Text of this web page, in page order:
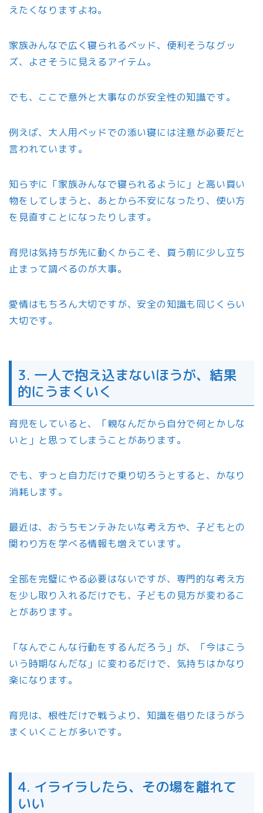
えたくなりますよね。
家族みんなで広く寝られるベッド、便利そうなグッ
ズ、よさそうに見えるアイテム。
でも、ここで意外と大事なのが安全性の知識です。
例えば、大人用ベッドでの添い寝には注意が必要だと
言われています。
知らずに「家族みんなで寝られるように」と高い買い
物をしてしまうと、あとから不安になったり、使い方
を見直すことになったりします。
育児は気持ちが先に動くからこそ、買う前に少し立ち
止まって調べるのが大事。
愛情はもちろん大切ですが、安全の知識も同じくらい
大切です。
3. 一人で抱え込まないほうが、結果
的にうまくいく
育児をしていると、「親なんだから自分で何とかしな
いと」と思ってしまうことがあります。
でも、ずっと自力だけで乗り切ろうとすると、かなり
消耗します。
最近は、おうちモンテみたいな考え方や、子どもとの
関わり方を学べる情報も増えています。
全部を完璧にやる必要はないですが、専門的な考え方
を少し取り入れるだけでも、子どもの見方が変わるこ
とがあります。
「なんでこんな行動をするんだろう」が、「今はこう
いう時期なんだな」に変わるだけで、気持ちはかなり
楽になります。
育児は、根性だけで戦うより、知識を借りたほうがう
まくいくことが多いです。
4. イライラしたら、その場を離れて
いい